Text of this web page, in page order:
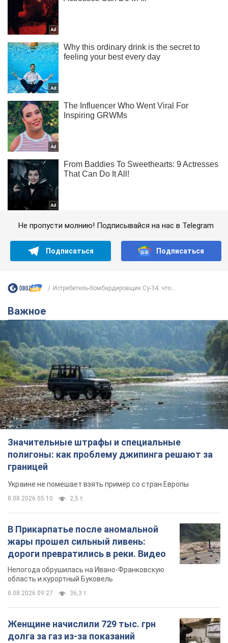
Не пропусти молнию! Подписывайся на нас в Telegram
Подписаться Подписаться
Истребитель-бомбардировщик Су-34: что...
Важное
Значительные штрафы и специальные
полигоны: как проблему джипинга решают за
границей
Украине не помешает взять пример со стран Европы
8.08.2026 05:10 2,5 т.
В Прикарпатье после аномальной
жары прошел сильный ливень:
дороги превратились в реки. Видео
Непогода обрушилась на Ивано-Франковскую
область и курортный Буковель
8.08.2026 09:27 36,3 т.
Женщине начислили 729 тыс. грн
долга за газ из-за показаний